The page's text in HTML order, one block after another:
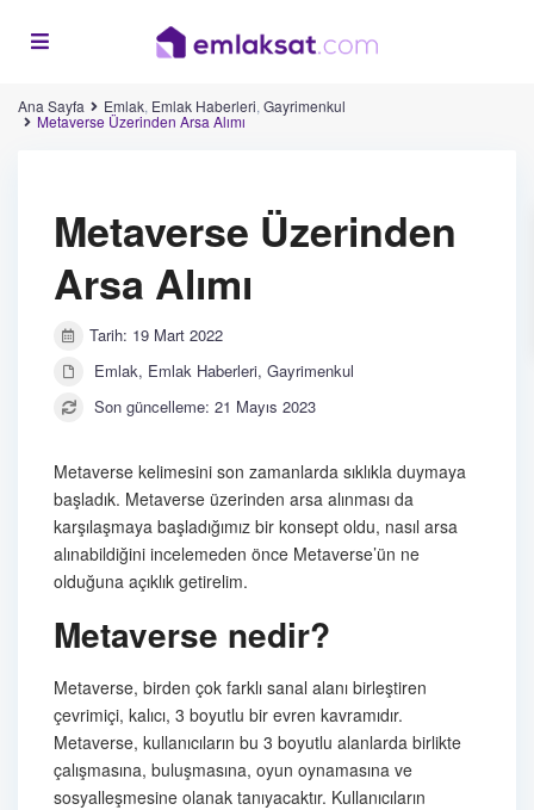
Ana Sayfa Emlak, Emlak Haberleri, Gayrimenkul
Metaverse Üzerinden Arsa Alımı
Metaverse Üzerinden
Arsa Alımı
Tarih: 19 Mart 2022
Emlak, Emlak Haberleri, Gayrimenkul
Son güncelleme: 21 Mayıs 2023
Metaverse kelimesini son zamanlarda sıklıkla duymaya
başladık. Metaverse üzerinden arsa alınması da
karşılaşmaya başladığımız bir konsept oldu, nasıl arsa
alınabildiğini incelemeden önce Metaverse’ün ne
olduğuna açıklık getirelim.
Metaverse nedir?
Metaverse, birden çok farklı sanal alanı birleştiren
çevrimiçi, kalıcı, 3 boyutlu bir evren kavramıdır.
Metaverse, kullanıcıların bu 3 boyutlu alanlarda birlikte
çalışmasına, buluşmasına, oyun oynamasına ve
sosyalleşmesine olanak tanıyacaktır. Kullanıcıların